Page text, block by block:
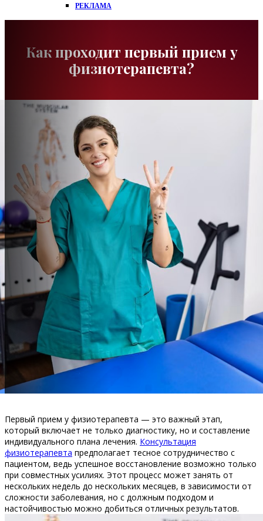
РЕКЛАМА
Как проходит первый прием у
физиотерапевта?
Первый прием у физиотерапевта — это важный этап,
который включает не только диагностику, но и составление
индивидуального плана лечения. Консультация
физиотерапевта предполагает тесное сотрудничество с
пациентом, ведь успешное восстановление возможно только
при совместных усилиях. Этот процесс может занять от
нескольких недель до нескольких месяцев, в зависимости от
сложности заболевания, но с должным подходом и
настойчивостью можно добиться отличных результатов.